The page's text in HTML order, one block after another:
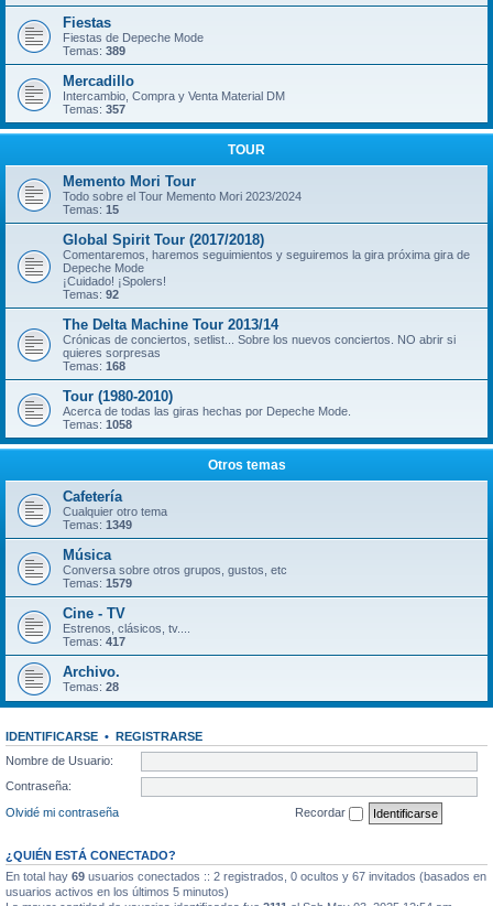
Fiestas
Fiestas de Depeche Mode
Temas: 389
Mercadillo
Intercambio, Compra y Venta Material DM
Temas: 357
TOUR
Memento Mori Tour
Todo sobre el Tour Memento Mori 2023/2024
Temas: 15
Global Spirit Tour (2017/2018)
Comentaremos, haremos seguimientos y seguiremos la gira próxima gira de
Depeche Mode
¡Cuidado! ¡Spolers!
Temas: 92
The Delta Machine Tour 2013/14
Crónicas de conciertos, setlist... Sobre los nuevos conciertos. NO abrir si
quieres sorpresas
Temas: 168
Tour (1980-2010)
Acerca de todas las giras hechas por Depeche Mode.
Temas: 1058
Otros temas
Cafetería
Cualquier otro tema
Temas: 1349
Música
Conversa sobre otros grupos, gustos, etc
Temas: 1579
Cine - TV
Estrenos, clásicos, tv....
Temas: 417
Archivo.
Temas: 28
IDENTIFICARSE • REGISTRARSE
Nombre de Usuario:
Contraseña:
Olvidé mi contraseña
Recordar
¿QUIÉN ESTÁ CONECTADO?
En total hay 69 usuarios conectados :: 2 registrados, 0 ocultos y 67 invitados (basados en
usuarios activos en los últimos 5 minutos)